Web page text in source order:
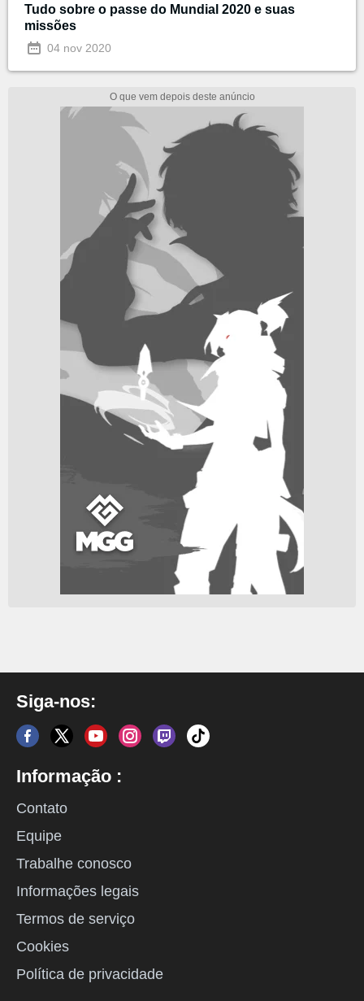
Tudo sobre o passe do Mundial 2020 e suas
missões
04 nov 2020
Siga-nos:
Informação :
Contato
Equipe
Trabalhe conosco
Informações legais
Termos de serviço
Cookies
Política de privacidade